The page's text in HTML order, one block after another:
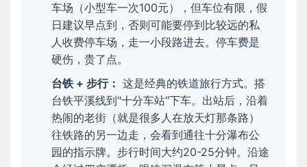
车场（小型车一次100元），但车位有限，假
日建议早点到，否则可能要停到比较远的私
人收费停车场，走一小段路进去。停车费是
硬伤，贵了点。
台铁 + 步行： 这是经典的铁道旅行方式。搭
台铁平溪线到"十分车站"下车。出站后，沿着
热闹的老街（就是很多人在放天灯那条路）
往铁路的另一边走，会看到通往十分瀑布公
园的指示牌。步行时间大约20-25分钟。沿途